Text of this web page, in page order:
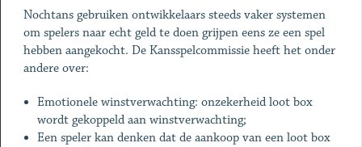
Nochtans gebruiken ontwikkelaars steeds vaker systemen
om spelers naar echt geld te doen grijpen eens ze een spel
hebben aangekocht. De Kansspelcommissie heeft het onder
andere over:
Emotionele winstverwachting: onzekerheid loot box
wordt gekoppeld aan winstverwachting;
Een speler kan denken dat de aankoop van een loot box